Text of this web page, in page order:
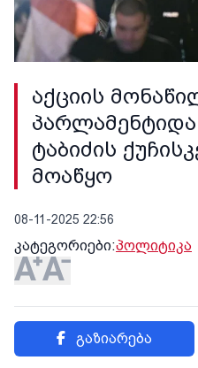
აქციის
ტაბიძის
მოაწყო
08-11-2025 22:56
კატეგორიები:პოლიტიკა
გაზიარება